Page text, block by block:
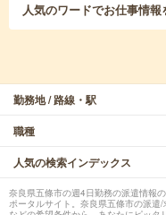
人気のワードでお仕事情報
勤務地 / 路線・駅
職種
人気の検索インデックス
奈良県五條市の週4日勤務の派遣情報
ポータルサイト。奈良県五條市の派